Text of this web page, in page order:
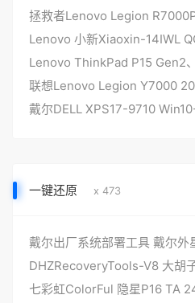
一键还原 x 473